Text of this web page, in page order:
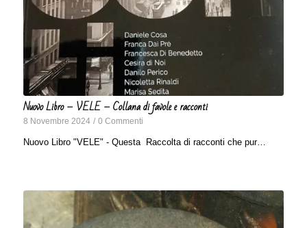
Nuovo Libro – VELE – Collana di favole e racconti
8 Novembre 2024 / 0 Commenti
Nuovo Libro "VELE" - Questa Raccolta di racconti che pur…